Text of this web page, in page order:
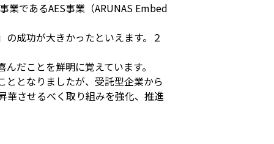
業であるAES事業（ARUNAS Embed
成功が大きかったといえます。２
だことを鮮明に覚えています。
となりましたが、受託型企業から
華させるべく取り組みを強化、推進